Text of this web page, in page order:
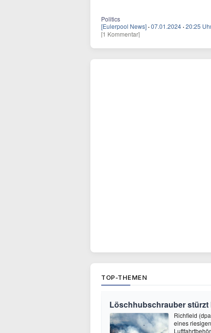
Politics
[Eulerpool News] ·07.01.2024 ·20:25
[1 Kommentar]
TOP-THEMEN
Löschhubschrauber stürzt
Richfield
eines